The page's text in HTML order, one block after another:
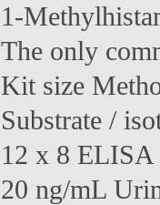
1-
The only
Kit size
Substrate /
12 x 8
20 ng/mL